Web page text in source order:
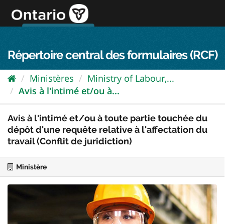
directement
au
Répertoire central des formulaires (RCF)
Ministères
Ministry of Labour,...
Avis à l'intimé et/ou à...
Avis à l'intimé et/ou à toute partie touchée du
dépôt d'une requête relative à l'affectation du
travail (Conflit de juridiction)
Ministère